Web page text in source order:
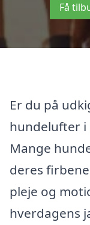
Få
Er du på
hundelufter i
Mange
deres
pleje og
hverdagens